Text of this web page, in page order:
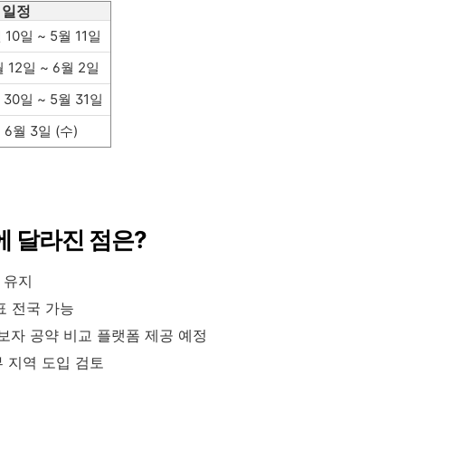
일정
일 ~ 5월 11일
12일 ~ 6월 2일
일 ~ 5월 31일
월 3일 (수)
달라진 점은?
지
전국 가능
자 공약 비교 플랫폼 제공 예정
지역 도입 검토